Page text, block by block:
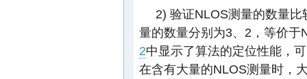
2) 验证NLOS测量的数量
量的数量分别为3、2，等价
2中显示了算法的定位性能，
在含有大量的NLOS测量时，